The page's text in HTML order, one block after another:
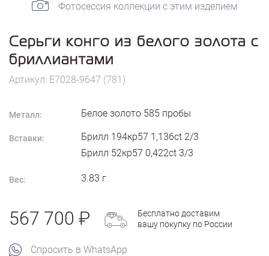
Фотосессия коллекции с этим изделием
Серьги конго из белого золота с
бриллиантами
Артикул: E7028-9647 (781)
Металл: Белое золото 585 пробы
Вставки:
Брилл 194кр57 1,136ct 2/3
Брилл 52кр57 0,422ct 3/3
Вес: 3.83 г
567 700
Бесплатно доставим
вашу покупку по России
Спросить в WhatsApp